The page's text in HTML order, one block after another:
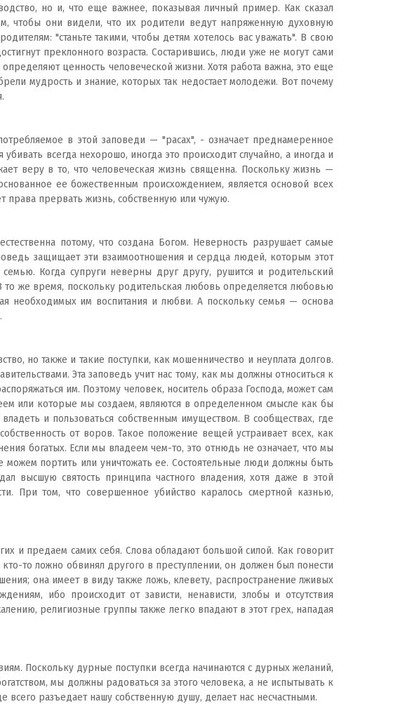
но и, что еще важнее, показывая личный пример. Как сказал
чтобы они видели, что их родители ведут напряженную духовную
"станьте такими, чтобы детям хотелось вас уважать". В свою
преклонного возраста. Состарившись, люди уже не могут сами
ценность человеческой жизни. Хотя работа важна, это еще
мудрость и знание, которых так недостает молодежи. Вот почему
в этой заповеди — "расах", - означает преднамеренное
всегда нехорошо, иногда это происходит случайно, а иногда и
веру в то, что человеческая жизнь священна. Поскольку жизнь —
ее божественным происхождением, является основой всех
права прервать жизнь, собственную или чужую.
потому, что создана Богом. Неверность разрушает самые
защищает эти взаимоотношения и сердца людей, которым этот
Когда супруги неверны друг другу, рушится и родительский
же время, поскольку родительская любовь определяется любовью
необходимых им воспитания и любви. А поскольку семья — основа
но также и такие поступки, как мошенничество и неуплата долгов.
Эта заповедь учит нас тому, как мы должны относиться к
им. Поэтому человек, носитель образа Господа, может сам
или которые мы создаем, являются в определенном смысле как бы
и пользоваться собственным имуществом. В сообществах, где
от воров. Такое положение вещей устраивает всех, как
богатых. Если мы владеем чем-то, это отнюдь не означает, что мы
портить или уничтожать ее. Состоятельные люди должны быть
высшую святость принципа частного владения, хотя даже в этой
При том, что совершенное убийство каралось смертной казнью,
и предаем самих себя. Слова обладают большой силой. Как говорит
то ложно обвинял другого в преступлении, он должен был понести
она имеет в виду также ложь, клевету, распространение лживых
ибо происходит от зависти, ненависти, злобы и отсутствия
религиозные группы также легко впадают в этот грех, нападая
Поскольку дурные поступки всегда начинаются с дурных желаний,
мы должны радоваться за этого человека, а не испытывать к
разъедает нашу собственную душу, делает нас несчастными.